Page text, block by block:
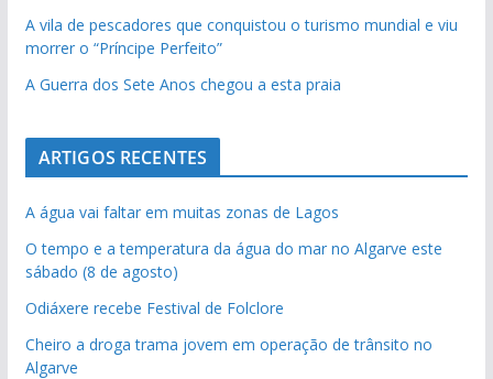
A vila de pescadores que conquistou o turismo mundial e viu
morrer o “Príncipe Perfeito”
A Guerra dos Sete Anos chegou a esta praia
ARTIGOS RECENTES
A água vai faltar em muitas zonas de Lagos
O tempo e a temperatura da água do mar no Algarve este
sábado (8 de agosto)
Odiáxere recebe Festival de Folclore
Cheiro a droga trama jovem em operação de trânsito no
Algarve